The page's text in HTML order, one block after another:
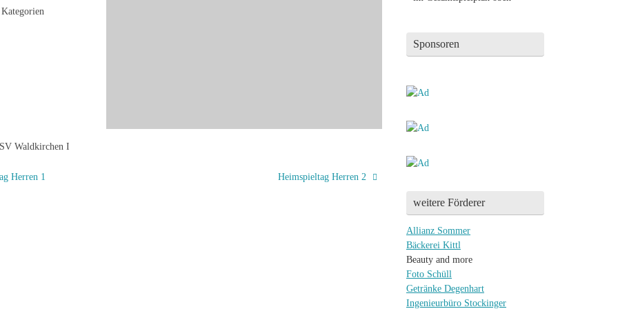
Waldkirchen I
Herren 1 Heimspieltag Herren 2
Sponsoren
weitere Förderer
Allianz Sommer
Bäckerei Kittl
Beauty and more
Foto Schüll
Getränke Degenhart
Ingenieurbüro Stockinger